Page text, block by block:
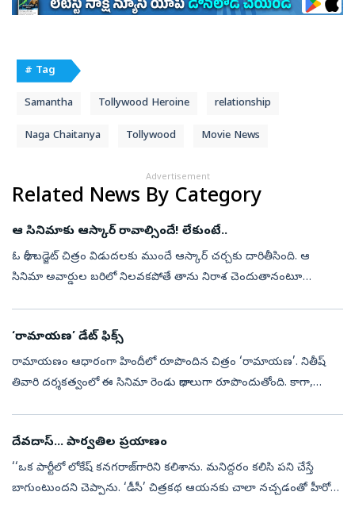
# Tag
Samantha Tollywood Heroine relationship
Naga Chaitanya Tollywood Movie News
Advertisement
Related News By Category
ఆ సినిమాకు ఆస్కార్‌ రావాల్సిందే! లేకుంటే..
ఓ భారీ బడ్జెట్‌ చిత్రం విడుదలకు ముందే ఆస్కార్‌ చర్చకు దారితీసింది. ఆ
సినిమా అవార్డుల బరిలో నిలవకపోతే తాను నిరాశ చెందుతానంటూ
‘రామాయణ’ డేట్‌ ఫిక్స్‌
రామాయణం ఆధారంగా హిందీలో రూపొందిన చిత్రం ‘రామాయణ’. నితీష్‌
తివారి దర్శకత్వంలో ఈ సినిమా రెండు భాగాలుగా రూపొందుతోంది. కాగా,
దేవదాస్‌... పార్వతిల ప్రయాణం
‘‘ఒక పార్టీలో లోకేష్‌ కనగరాజ్‌గారిని కలిశాను. మనిద్దరం కలిసి పని చేస్తే
బాగుంటుందని చెప్పాను. ‘డీసీ’ చిత్రకథ ఆయనకు చాలా నచ్చడంతో హీరోగా